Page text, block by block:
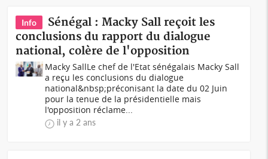
Info
Sénégal : Macky Sall reçoit les
conclusions du rapport du dialogue
national, colère de l'opposition
Macky SallLe chef de l'Etat sénégalais Macky Sall
a reçu les conclusions du dialogue
national&nbsp;préconisant la date du 02 Juin
pour la tenue de la présidentielle mais
l'opposition réclame...
il y a 2 ans